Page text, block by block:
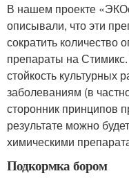
В нашем проекте
описывали, что эти
сократить количество
препараты на
стойкость культурных
заболеваниям (в
сторонник принципов
результате можно
химическими
Подкормка бором